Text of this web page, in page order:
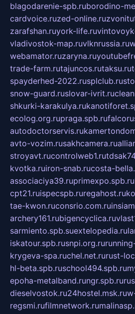
blagodarenie-spb.ruborodino-
cardvoice.ruzed-online.ru
zarafshan.ruyork-life.ru
vladivostok-map.ruvlknrussia.ru
webamator.ruzaryna.ru
trade-farm.rutajuncos.rutaksu.ru
spayderhed-2022.rusplclub.ru
snow-guard.ruslovar-ivrit.ru
shkurki-karakulya.ru
ecolog.org.rupraga.spb.ru
autodoctorservis.ru
avto-vozim.rusakhcamera.ru
stroyavt.rucontrolweb1.ru
kvotka.ruiron-snab.rucosta-
associaciya39.ruprimexpo.spb.ru
cpt21.ruispecspb.ruregahost.ru
tae-kwon.ruconsrio.com.ru
archery161.rubigencyclica.ru
sarmiento.spb.suextelopedia.ru
iskatour.spb.rusnpi.org.ru
krygeva-spa.ruchel.net.rurust-
hl-beta.spb.ruschool494.spb.ru
epoha-metalband.rungr.spb.ru
dieselvostok.ru24hostel.msk.ru
regsmi.rufilmnetwork.ru